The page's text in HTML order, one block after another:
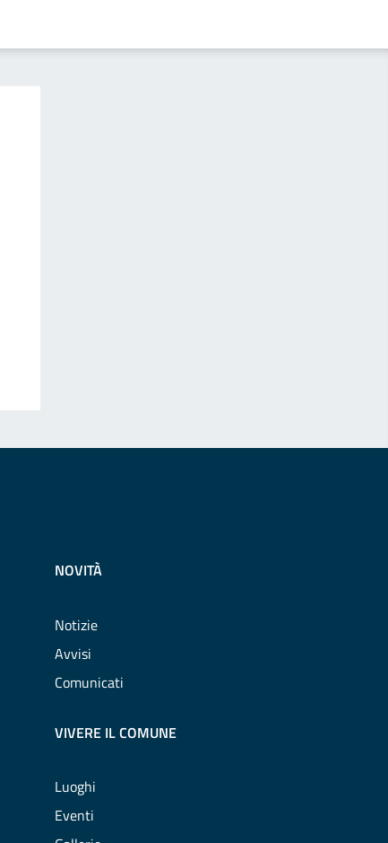
NOVITÀ
Notizie
Avvisi
Comunicati
VIVERE IL COMUNE
Luoghi
Eventi